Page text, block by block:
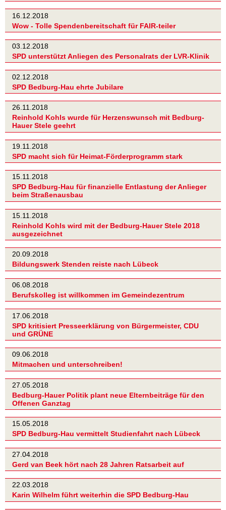
16.12.2018
Wow - Tolle Spendenbereitschaft für FAIR-teiler
03.12.2018
SPD unterstützt Anliegen des Personalrats der LVR-Klinik
02.12.2018
SPD Bedburg-Hau ehrte Jubilare
26.11.2018
Reinhold Kohls wurde für Herzenswunsch mit Bedburg-
Hauer Stele geehrt
19.11.2018
SPD macht sich für Heimat-Förderprogramm stark
15.11.2018
SPD Bedburg-Hau für finanzielle Entlastung der Anlieger
beim Straßenausbau
15.11.2018
Reinhold Kohls wird mit der Bedburg-Hauer Stele 2018
ausgezeichnet
20.09.2018
Bildungswerk Stenden reiste nach Lübeck
06.08.2018
Berufskolleg ist willkommen im Gemeindezentrum
17.06.2018
SPD kritisiert Presseerklärung von Bürgermeister, CDU
und GRÜNE
09.06.2018
Mitmachen und unterschreiben!
27.05.2018
Bedburg-Hauer Politik plant neue Elternbeiträge für den
Offenen Ganztag
15.05.2018
SPD Bedburg-Hau vermittelt Studienfahrt nach Lübeck
27.04.2018
Gerd van Beek hört nach 28 Jahren Ratsarbeit auf
22.03.2018
Karin Wilhelm führt weiterhin die SPD Bedburg-Hau